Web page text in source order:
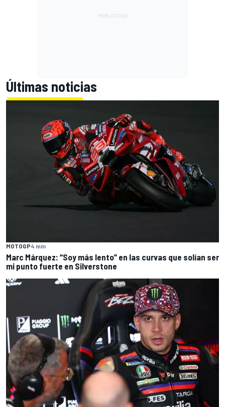
Últimas noticias
MOTOGP4 min
Marc Márquez: “Soy más lento” en las curvas que solían ser
mi punto fuerte en Silverstone